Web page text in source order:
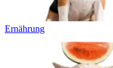
Ernährung